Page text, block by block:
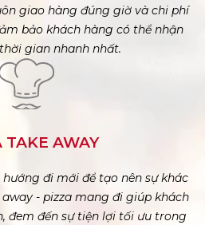
giao hàng đúng giờ và chi phí
bảo khách hàng có thể nhận
gian nhanh nhất.
TAKE AWAY
đi mới để tạo nên sự khác
- pizza mang đi giúp khách
đem đến sự tiện lợi tối ưu trong